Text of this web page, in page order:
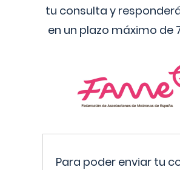
tu consulta y
en un plazo máximo de
Para poder enviar tu